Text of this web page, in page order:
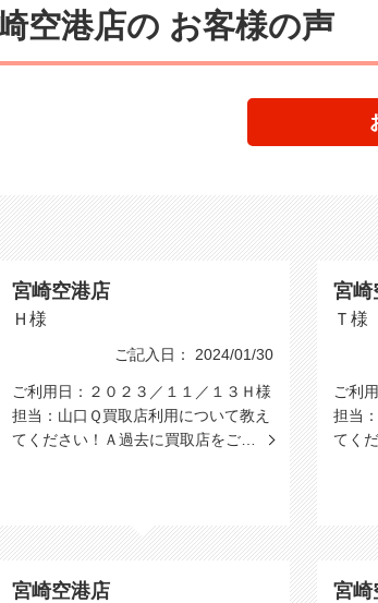
空港店の お客様の声
宮崎空港店
Ｈ様
ご記入日： 2024/01/30
ご利用日：２０２３／１１／１３Ｈ様
担当：山口Ｑ買取店利用について教え
てください！Ａ過去に買取店をご…
宮崎
Ｔ様
ご利
担当
てく
宮崎空港店 宮崎